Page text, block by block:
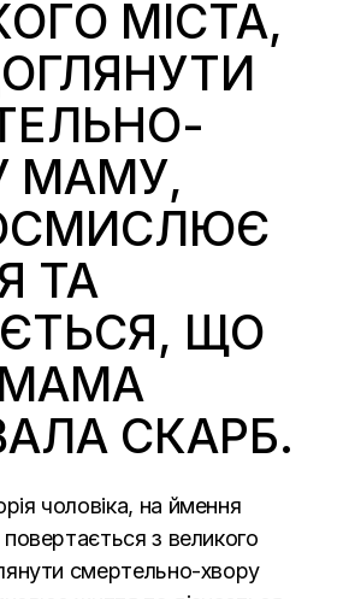
МІСТА,
МАМУ,
ТА
ЩО
СКАРБ.